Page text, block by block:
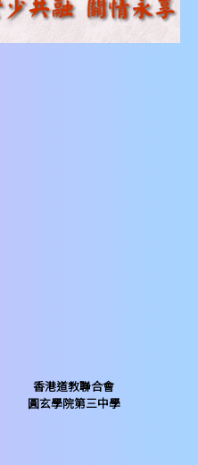
香港道教聯合會
圓玄學院第三中學